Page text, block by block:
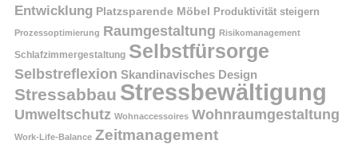
Entwicklung Platzsparende Möbel Produktivität steigern
Prozessoptimierung Raumgestaltung Risikomanagement
Schlafzimmergestaltung Selbstfürsorge
Selbstreflexion Skandinavisches Design
Stressabbau Stressbewältigung
Umweltschutz Wohnaccessoires Wohnraumgestaltung
Work-Life-Balance Zeitmanagement